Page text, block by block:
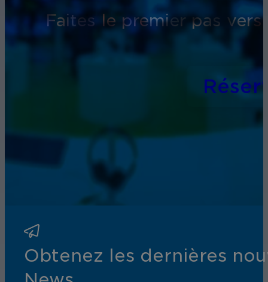
Faites le premier pas
Obtenez les dernières